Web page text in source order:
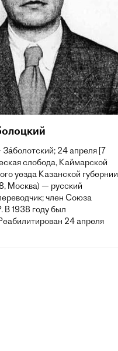
24 апреля [7
слобода, Каймарской
уезда Казанской губернии
Москва) — русский
член Союза
1938 году был
24 апреля